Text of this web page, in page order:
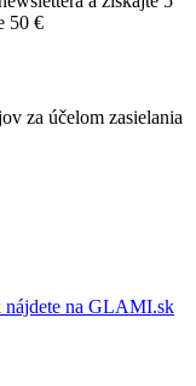
50 €
za účelom zasielania